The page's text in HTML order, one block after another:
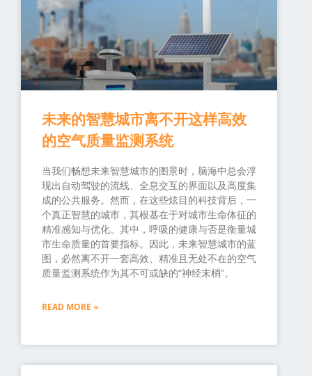
未来的智慧城市离不开这样高效
的空气质量监测系统
当我们畅想未来智慧城市的图景时，脑海中总会浮
现出自动驾驶的流线、全息交互的界面以及高度集
成的公共服务。然而，在这些炫目的科技背后，一
个真正智慧的城市，其根基在于对城市生命体征的
精准感知与优化。其中，呼吸的健康与否是衡量城
市生命质量的首要指标。因此，未来智慧城市的蓝
图，必然离不开一套高效、精准且无处不在的空气
质量监测系统作为其不可或缺的“神经末梢”。
READ MORE »